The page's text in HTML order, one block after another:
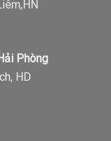
Phòng
HD